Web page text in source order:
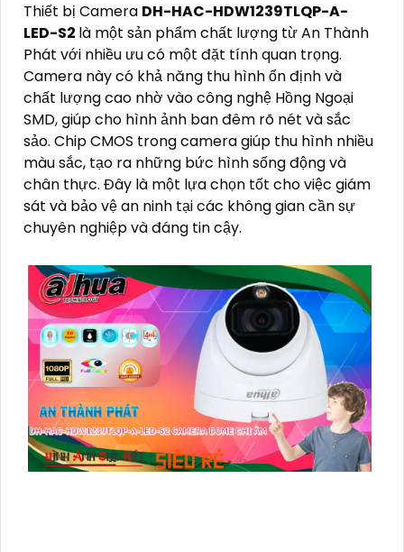
Thiết bị Camera DH-HAC-HDW1239TLQP-A-
LED-S2 là một sản phẩm chất lượng từ An Thành
Phát với nhiều ưu có một đặt tính quan trọng.
Camera này có khả năng thu hình ổn định và
chất lượng cao nhờ vào công nghệ Hồng Ngoại
SMD, giúp cho hình ảnh ban đêm rõ nét và sắc
sảo. Chip CMOS trong camera giúp thu hình nhiều
màu sắc, tạo ra những bức hình sống động và
chân thực. Đây là một lựa chọn tốt cho việc giám
sát và bảo vệ an ninh tại các không gian cần sự
chuyên nghiệp và đáng tin cậy.